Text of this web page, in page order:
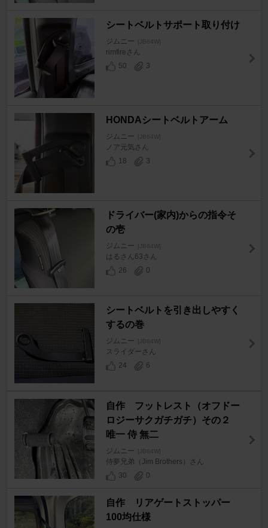
シートベルトサポート取り付け
ジムニー [JB64W]
rimfireさん
50
3
HONDAシートベルトアーム
ジムニー [JB64W]
ノア元気さん
18
3
ドライバー(家内)からの指令そ
の壱
ジムニー [JB64W]
はるさん63さん
26
0
シートベルトを引き出しやすく
するの巻
ジムニー [JB64W]
スライダーさん
24
6
自作 フットレスト（オフドー
ロジーサクガチガチ）その２
唯一 侍 無二
ジムニー [JB64W]
侍夢兄弟（Jim Brothers）さん
30
0
自作 リアゲートストッパー
100均仕様